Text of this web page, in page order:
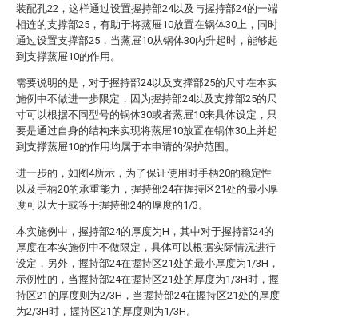
装配孔22，这样通过设置握持部24以及与握持部24的一端
相连的支撑部25，有助于将蒸屉10放置在锅体30上，同时
通过设置支撑部25，当蒸屉10从锅体30内升起时，能够起
到支撑蒸屉10的作用。
需要说明的是，对于握持部24以及支撑部25的尺寸在本实
施例中不做进一步限定，因为握持部24以及支撑部25的尺
寸可以根据不同型号的锅体30或者蒸屉10来具体设定，只
要是通过自身的结构来实现将蒸屉10放置在锅体30上并起
到支撑蒸屉10的作用均属于本申请的保护范围。
进一步的，如图4所示，为了保证使用时手柄20的稳定性
以及手柄20的承重能力，握持部24在握持区21处的最小厚
度可以大于或等于握持部24的厚度的1/3。
本实施例中，握持部24的厚度为H，其中对于握持部24的
厚度在本实施例中不做限定，具体可以根据实际情况进行
设定，另外，握持部24在握持区21处的最小厚度为1/3H，
示例性的，当握持部24在握持区21处的厚度为1/3H时，握
持区21的厚度则为2/3H，当握持部24在握持区21处的厚度
为2/3H时，握持区21的厚度则为1/3H。